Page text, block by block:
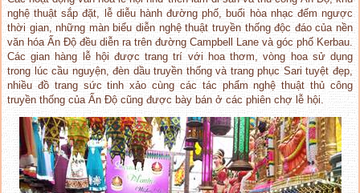
nghệ thuật sắp đặt, lễ diễu hành đường phố, buổi hòa nhạc đếm ngược
thời gian, những màn biểu diễn nghệ thuật truyền thống độc đáo của nền
văn hóa Ấn Độ đều diễn ra trên đường Campbell Lane và góc phố Kerbau.
Các gian hàng lễ hội được trang trí với hoa thơm, vòng hoa sử dụng
trong lúc cầu nguyện, đèn dầu truyền thống và trang phục Sari tuyệt đẹp,
nhiều đồ trang sức tinh xảo cùng các tác phẩm nghệ thuật thủ công
truyền thống của Ấn Độ cũng được bày bán ở các phiên chợ lễ hội.